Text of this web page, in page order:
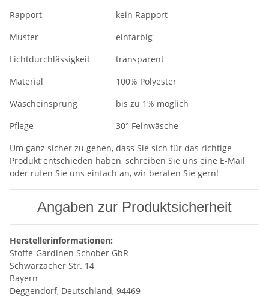
Rapport
kein Rapport
Muster
einfarbig
Lichtdurchlässigkeit
transparent
Material
100% Polyester
Wascheinsprung
bis zu 1% möglich
Pflege
30° Feinwäsche
Um ganz sicher zu gehen, dass Sie sich für das richtige
Produkt entschieden haben, schreiben Sie uns eine E-Mail
oder rufen Sie uns einfach an, wir beraten Sie gern!
Angaben zur Produktsicherheit
Herstellerinformationen:
Stoffe-Gardinen Schober GbR
Schwarzacher Str. 14
Bayern
Deggendorf, Deutschland, 94469